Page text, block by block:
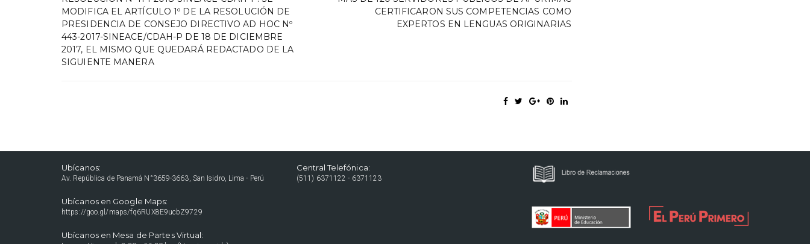
MODIFICA EL ARTÍCULO 1º DE LA RESOLUCIÓN DE
PRESIDENCIA DE CONSEJO DIRECTIVO AD HOC Nº
443-2017-SINEACE/CDAH-P DE 18 DE DICIEMBRE
2017, EL MISMO QUE QUEDARÁ REDACTADO DE LA
SIGUIENTE MANERA
CERTIFICARON SUS COMPETENCIAS COMO
EXPERTOS EN LENGUAS ORIGINARIAS
Ubícanos:
Av. República de Panamá N°3659-3663, San Isidro, Lima - Perú
Ubícanos en Google Maps:
https://goo.gl/maps/fq6RUX8E9ucbZ9729
Ubícanos en Mesa de Partes Virtual:
Central Telefónica:
(511) 6371122 - 6371123